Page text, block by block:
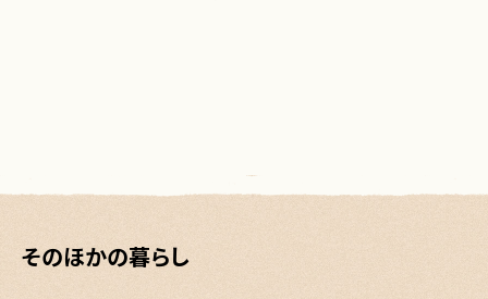
そのほかの暮らし